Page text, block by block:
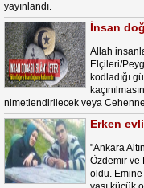
yayınlandı.
İnsan
Allah
Elçileri/
kodladığı
nimetlendirilecek veya
Erken
"Ankara
Özdemir ve
oldu. Emine